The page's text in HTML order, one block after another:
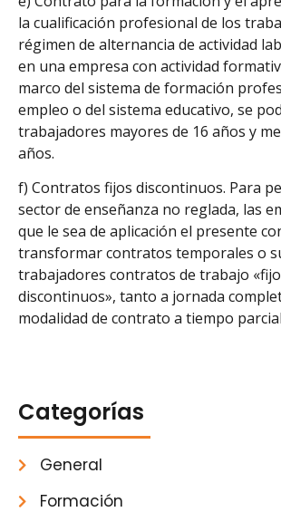
la cualificación profesional de los
régimen de alternancia de actividad
en una empresa con actividad
marco del sistema de formación
empleo o del sistema educativo, se
trabajadores mayores de 16 años y
años.
f) Contratos fijos discontinuos. Para
sector de enseñanza no reglada, las
que le sea de aplicación el presente
transformar contratos temporales o
trabajadores contratos de trabajo
discontinuos», tanto a jornada
modalidad de contrato a tiempo
Categorías
General
Formación